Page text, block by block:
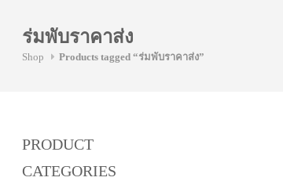
ร่มพับราคาส่ง
Shop Products tagged “ร่มพับราคาส่ง”
PRODUCT
CATEGORIES